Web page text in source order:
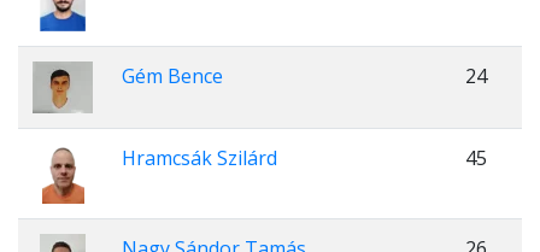
Gém Bence 24
Hramcsák Szilárd 45